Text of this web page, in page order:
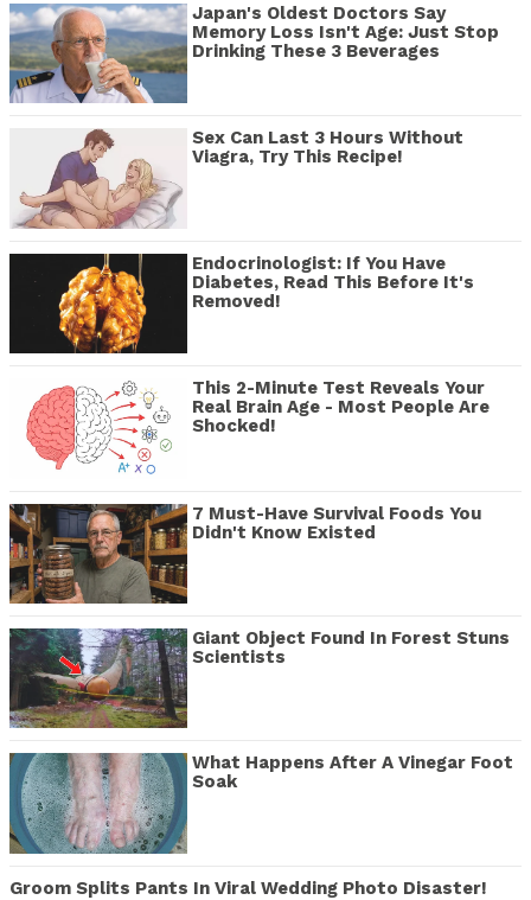
Japan's Oldest Doctors Say
Memory Loss Isn't Age: Just Stop
Drinking These 3 Beverages
Sex Can Last 3 Hours Without
Viagra, Try This Recipe!
Endocrinologist: If You Have
Diabetes, Read This Before It's
Removed!
This 2-Minute Test Reveals Your
Real Brain Age - Most People Are
Shocked!
7 Must-Have Survival Foods You
Didn't Know Existed
Giant Object Found In Forest Stuns
Scientists
What Happens After A Vinegar Foot
Soak
Groom Splits Pants In Viral Wedding Photo Disaster!